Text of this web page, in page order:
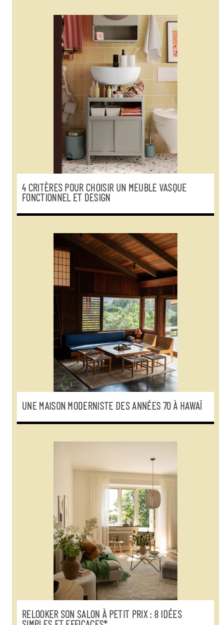
4 CRITÈRES POUR CHOISIR UN MEUBLE VASQUE
FONCTIONNEL ET DESIGN
UNE MAISON MODERNISTE DES ANNÉES 70 À HAWAÏ
RELOOKER SON SALON À PETIT PRIX : 8 IDÉES